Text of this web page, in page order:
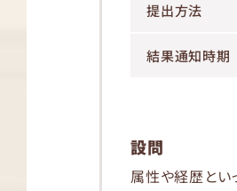
提出方法
結果通知時期
設問
属性や経歴とい